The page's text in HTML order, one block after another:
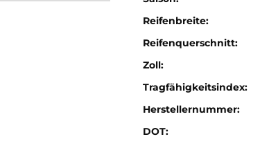
Reifenbreite:
Reifenquerschnitt:
Zoll:
Tragfähigkeitsindex:
Herstellernummer:
DOT: